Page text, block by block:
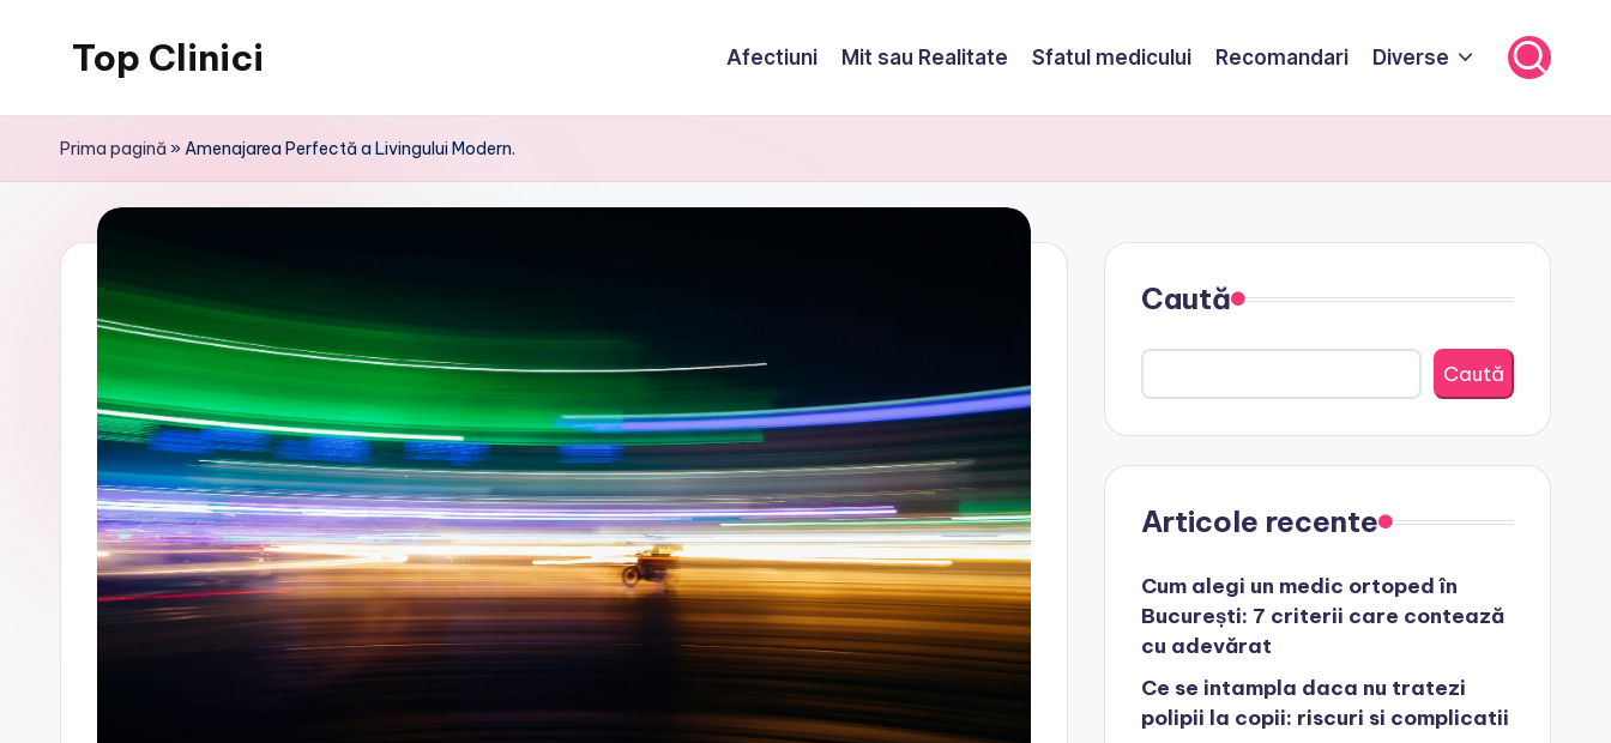
Top Clinici Afectiuni Mit sau Realitate Sfatul medicului Recomandari Diverse
Prima pagină »Amenajarea Perfectă a Livingului Modern.
Caută
Caută
Articole recente
Cum alegi un medic ortoped în
București: 7 criterii care contează
cu adevărat
Ce se intampla daca nu tratezi
polipii la copii: riscuri si complicatii